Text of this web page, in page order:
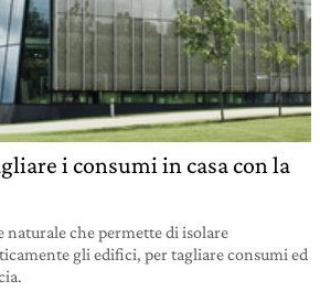
i consumi in casa con la
naturale che permette di isolare
gli edifici, per tagliare consumi ed